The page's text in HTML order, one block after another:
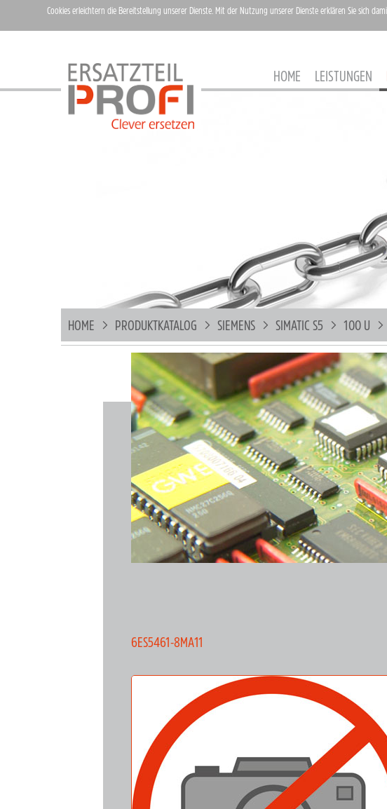
HOME LEISTUNGEN
HOME PRODUKTKATALOG SIEMENS SIMATIC S5 100 U
6ES5461-8MA11
Cookies erleichtern die Bereitstellung unserer Dienste. Mit der Nutzung unserer Dienste erklären Sie sich